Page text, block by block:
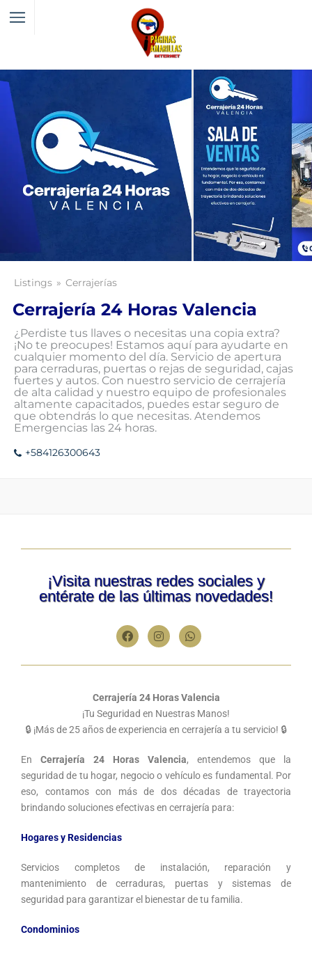
Listings Cerrajerías
Cerrajería 24 Horas Valencia
¿Perdiste tus llaves o necesitas una copia extra?
¡No te preocupes! Estamos aquí para ayudarte en
cualquier momento del día. Servicio de apertura
para cerraduras, puertas o rejas de seguridad, cajas
fuertes y autos. Con nuestro servicio de cerrajería
de alta calidad y nuestro equipo de profesionales
altamente capacitados, puedes estar seguro de
que obtendrás lo que necesitas. Atendemos
Emergencias las 24 horas.
+584126300643
¡Visita nuestras redes sociales y
entérate de las últimas novedades!
Cerrajería 24 Horas Valencia
¡Tu Seguridad en Nuestras Manos!
🔒 ¡Más de 25 años de experiencia en cerrajería a tu servicio! 🔒
En Cerrajería 24 Horas Valencia, entendemos que la
seguridad de tu hogar, negocio o vehículo es fundamental. Por
eso, contamos con más de dos décadas de trayectoria
brindando soluciones efectivas en cerrajería para:
Hogares y Residencias
Servicios completos de instalación, reparación y
mantenimiento de cerraduras, puertas y sistemas de
seguridad para garantizar el bienestar de tu familia.
Condominios